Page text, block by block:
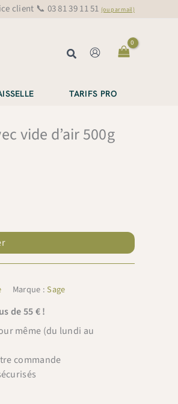
client 📞 03 81 39 11 51 (ou par mail)
Rechercher
TARIFS PRO
vide d’air 500g
Marque :Sage
de 55 € !
même (du lundi au
commande